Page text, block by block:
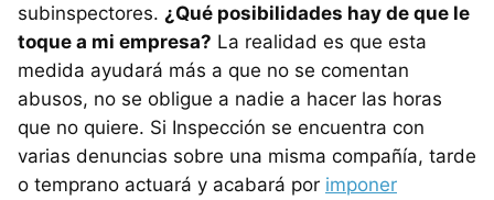
subinspectores. ¿Qué posibilidades hay de que le
toque a mi empresa? La realidad es que esta
medida ayudará más a que no se comentan
abusos, no se obligue a nadie a hacer las horas
que no quiere. Si Inspección se encuentra con
varias denuncias sobre una misma compañía, tarde
o temprano actuará y acabará por imponer